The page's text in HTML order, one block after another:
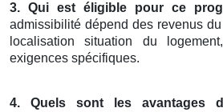
3. Qui est éligible pour ce
admissibilité dépend des revenus
localisation situation du
exigences spécifiques.
4. Quels sont les avantages